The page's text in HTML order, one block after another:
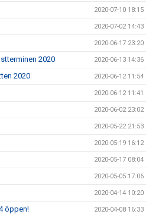
2020-07-10 18:15
2020-07-02 14:43
2020-06-17 23:20
2020 2020-06-13 14:36
2020 2020-06-12 11:54
2020-06-12 11:41
2020-06-02 23:02
2020-05-22 21:53
2020-05-19 16:12
2020-05-17 08:04
2020-05-05 17:06
2020-04-14 10:20
öppen! 2020-04-08 16:33